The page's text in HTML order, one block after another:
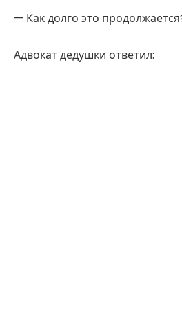
— Как долго это
Адвокат дедушки ответил: